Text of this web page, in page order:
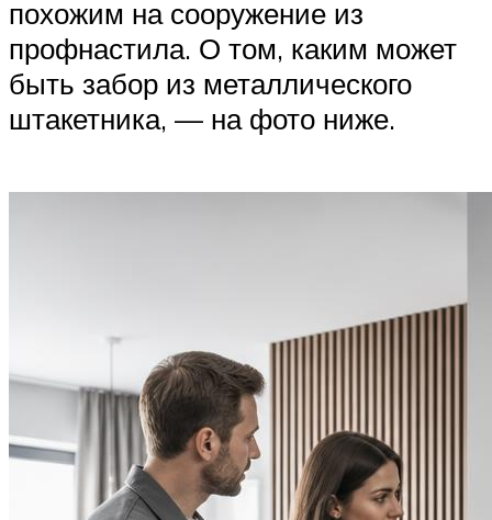
похожим на сооружение из
профнастила. О том, каким может
быть забор из металлического
штакетника, — на фото ниже.